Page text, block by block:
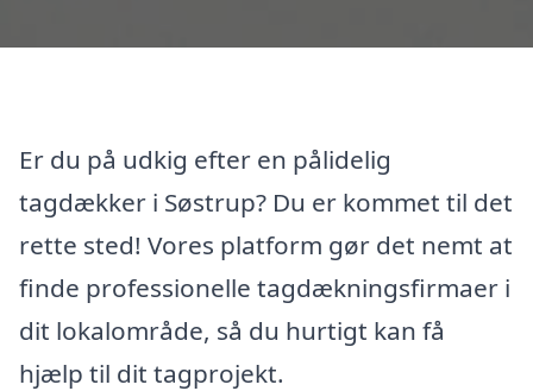
Er du på udkig efter en pålidelig
tagdækker i Søstrup? Du er kommet til det
rette sted! Vores platform gør det nemt at
finde professionelle tagdækningsfirmaer i
dit lokalområde, så du hurtigt kan få
hjælp til dit tagprojekt.